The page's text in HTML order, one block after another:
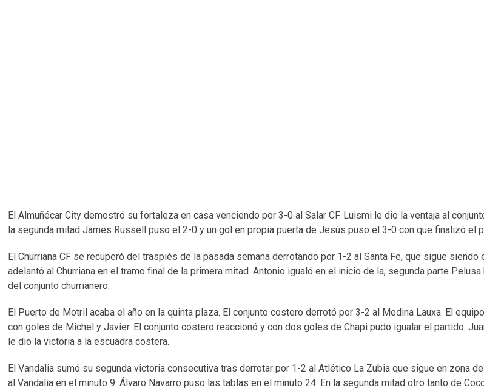
El Almuñécar City demostró su fortaleza en casa venciendo por 3-0 al Salar CF. Luismi le dio la ventaja al
la segunda mitad James Russell puso el 2-0 y un gol en propia puerta de Jesús puso el 3-0 con que finalizó el
El Churriana CF se recuperó del traspiés de la pasada semana derrotando por 1-2 al Santa Fe, que sigue siendo
adelantó al Churriana en el tramo final de la primera mitad. Antonio igualó en el inicio de la, segunda parte
del conjunto churrianero.
El Puerto de Motril acaba el año en la quinta plaza. El conjunto costero derrotó por 3-2 al Medina Lauxa. El
con goles de Michel y Javier. El conjunto costero reaccionó y con dos goles de Chapi pudo igualar el partido.
le dio la victoria a la escuadra costera.
El Vandalia sumó su segunda victoria consecutiva tras derrotar por 1-2 al Atlético La Zubia que sigue en zona
al Vandalia en el minuto 9. Álvaro Navarro puso las tablas en el minuto 24. En la segunda mitad otro tanto de